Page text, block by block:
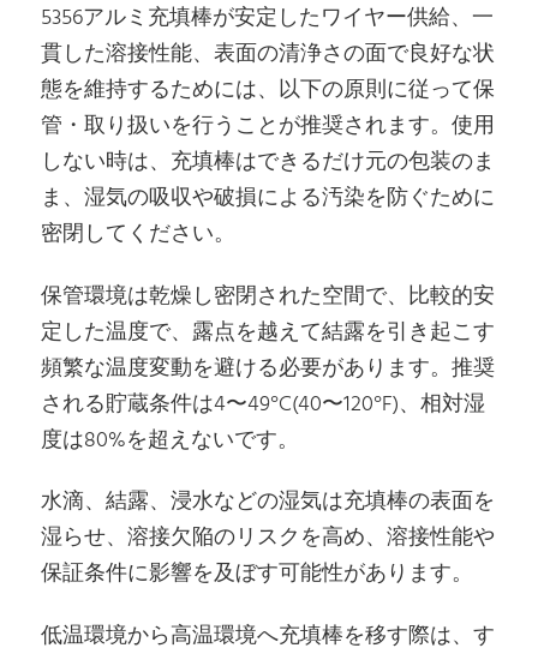
5356アルミ充填棒が安定したワイヤー供給、一
貫した溶接性能、表面の清浄さの面で良好な状
態を維持するためには、以下の原則に従って保
管・取り扱いを行うことが推奨されます。使用
しない時は、充填棒はできるだけ元の包装のま
ま、湿気の吸収や破損による汚染を防ぐために
密閉してください。
保管環境は乾燥し密閉された空間で、比較的安
定した温度で、露点を越えて結露を引き起こす
頻繁な温度変動を避ける必要があります。推奨
される貯蔵条件は4〜49°C(40〜120°F)、相対湿
度は80%を超えないです。
水滴、結露、浸水などの湿気は充填棒の表面を
湿らせ、溶接欠陥のリスクを高め、溶接性能や
保証条件に影響を及ぼす可能性があります。
低温環境から高温環境へ充填棒を移す際は、す